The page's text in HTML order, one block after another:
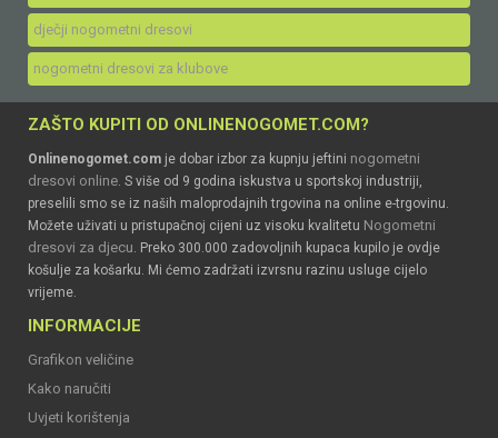
dječji nogometni dresovi
nogometni dresovi za klubove
ZAŠTO KUPITI OD ONLINENOGOMET.COM?
Onlinenogomet.com je dobar izbor za kupnju jeftini nogometni
dresovi online . S više od 9 godina iskustva u sportskoj industriji,
preselili smo se iz naših maloprodajnih trgovina na online e-trgovinu.
Možete uživati u pristupačnoj cijeni uz visoku kvalitetu Nogometni
dresovi za djecu . Preko 300.000 zadovoljnih kupaca kupilo je ovdje
košulje za košarku. Mi ćemo zadržati izvrsnu razinu usluge cijelo
vrijeme.
INFORMACIJE
Grafikon veličine
Kako naručiti
Uvjeti korištenja